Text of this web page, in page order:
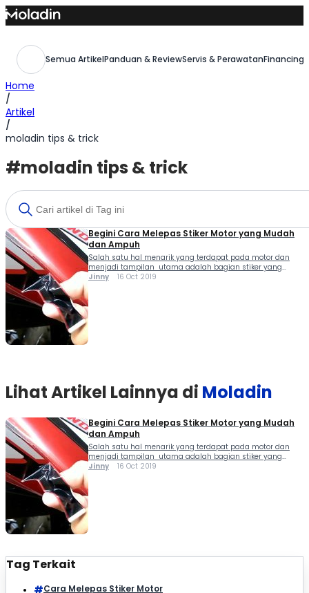
Skip
to
Semua ArtikelPanduan & ReviewServis & Perawatan
Home
/
Artikel
/
moladin tips & trick
#moladin tips & trick
Begini Cara Melepas Stiker Motor yang Mudah
dan Ampuh
Salah satu hal menarik yang terdapat pada motor dan
menjadi tampilan utama adalah bagian stiker yang
menghiasi bodi. Selain bodi yang secara umum
Jinny 16 Oct 2019
Lihat Artikel Lainnya di Moladin
Begini Cara Melepas Stiker Motor yang Mudah
dan Ampuh
Salah satu hal menarik yang terdapat pada motor dan
menjadi tampilan utama adalah bagian stiker yang
menghiasi bodi. Selain bodi yang secara umum
Jinny 16 Oct 2019
Tag Terkait
Cara Melepas Stiker Motor